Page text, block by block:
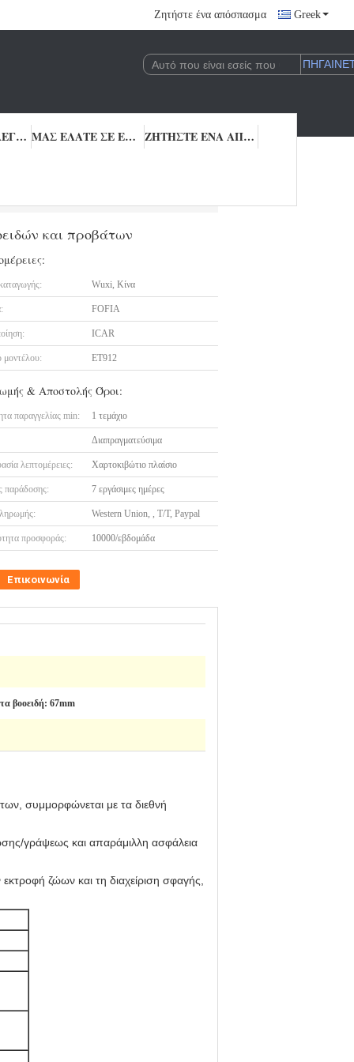
Ζητήστε ένα απόσπασμα Greek
ΠΟΙΟΤΙΚΌΣ ΈΛΕΓΧΟΣ ΜΑΣ ΕΛΆΤΕ ΣΕ ΕΠΑΦΉ ΜΕ ΖΗΤΉΣΤΕ ΈΝΑ ΑΠΌΣΠΑΣΜΑ
και προβάτων
Wuxi, Κίνα
FOFIA
ICAR
μοντέλου: ET912
& Αποστολής Όροι:
παραγγελίας min: 1 τεμάχιο
Διαπραγματεύσιμα
λεπτομέρειες: Χαρτοκιβώτιο πλαίσιο
παράδοσης: 7 εργάσιμες ημέρες
Western Union, , T/T, Paypal
προσφοράς: 10000/εβδομάδα
Επικοινωνία
βοοειδή: 67mm
συμμορφώνεται με τα διεθνή
γράψεως και απαράμιλλη ασφάλεια
ζώων και τη διαχείριση σφαγής,